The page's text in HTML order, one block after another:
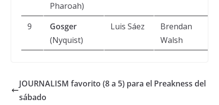
Pharoah)
9
Gosger
(Nyquist)
Luis Sáez
Brendan
Walsh
JOURNALISM favorito (8 a 5) para el Preakness del
sábado